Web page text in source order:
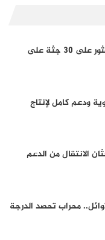
شهود يكشفون تفاصيل العثور على 30 جثة على
ودعم كامل لإنتاج
الانتقال من الدعم
محراب تحصد الدرجة